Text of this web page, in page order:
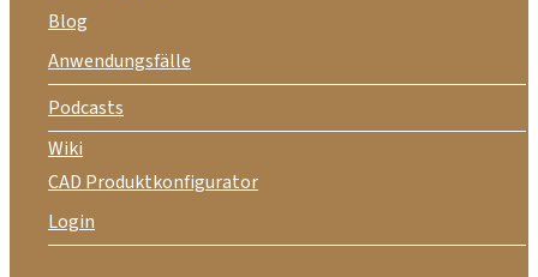
Blog
Anwendungsfälle
Podcasts
Wiki
CAD Produktkonfigurator
Login